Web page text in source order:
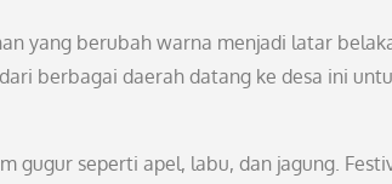
yang berubah warna menjadi latar
berbagai daerah datang ke desa ini
gugur seperti apel, labu, dan jagung.